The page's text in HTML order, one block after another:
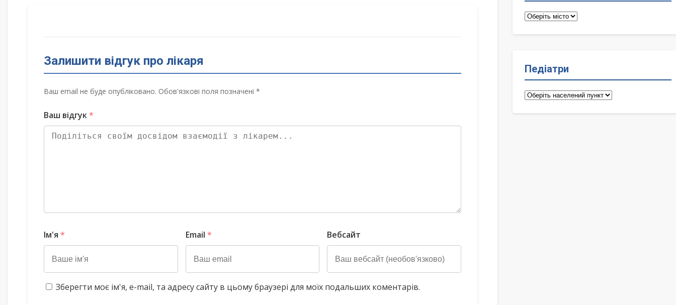
Залишити відгук про лікаря
Ваш email не буде опубліковано. Обов'язкові поля позначені *
Ваш відгук*
Ім'я * Email * Вебсайт
Зберегти моє ім'я, e-mail, та адресу сайту в цьому браузері для моїх подальших коментарів.
Терапевти
Педіатри
Педіатри